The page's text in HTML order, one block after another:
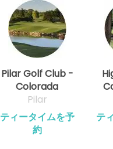
Pilar Golf Club -
Colorada
Pilar
ティータイムを予
約
テ